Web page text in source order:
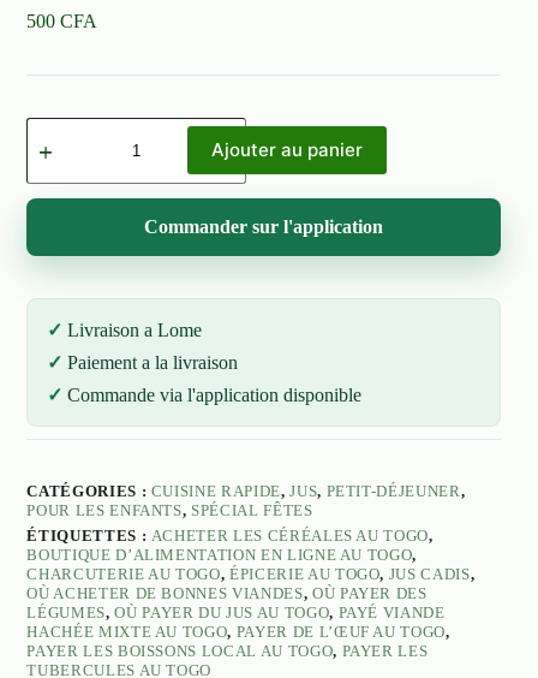
500CFA
quantité
de
Jus
Cocktail
Ajouter au panier
Commander sur l'application
Livraison a Lome
Paiement a la livraison
Commande via l'application disponible
CATÉGORIES : CUISINE RAPIDE,JUS, PETIT-DÉJEUNER,
POUR LES ENFANTS, SPÉCIAL FÊTES
ÉTIQUETTES : ACHETER LES CÉRÉALES AU TOGO,
BOUTIQUE D’ALIMENTATION EN LIGNE AU TOGO,
CHARCUTERIE AU TOGO,ÉPICERIE AU TOGO, JUS CADIS,
OÙ ACHETER DE BONNES VIANDES, OÙ PAYER DES
LÉGUMES,OÙ PAYER DU JUS AU TOGO, PAYÉ VIANDE
HACHÉE MIXTE AU TOGO, PAYER DE L’ŒUF AU TOGO,
PAYER LES BOISSONS LOCAL AU TOGO, PAYER LES
TUBERCULES AU TOGO